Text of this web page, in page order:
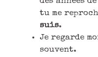
tu me
suis.
Je regarde
souvent.